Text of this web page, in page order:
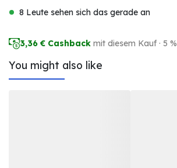
8 Leute sehen sich das gerade an
3,36 € Cashback mit diesem Kauf · 5 %
You might also like